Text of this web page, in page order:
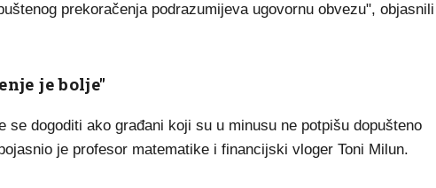
prekoračenja podrazumijeva ugovornu obvezu",
je bolje"
se dogoditi ako građani koji su u minusu ne potpišu dopušteno
je profesor matematike i financijski vloger Toni Milun.